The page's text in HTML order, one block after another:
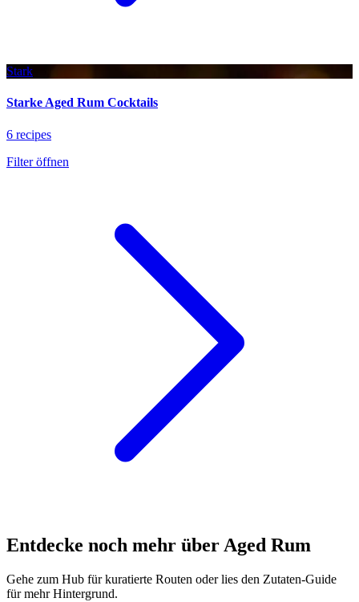
Stark
Starke Aged Rum Cocktails
6 recipes
Filter öffnen
Entdecke noch mehr über Aged Rum
Gehe zum Hub für kuratierte Routen oder lies den Zutaten-Guide
für mehr Hintergrund.